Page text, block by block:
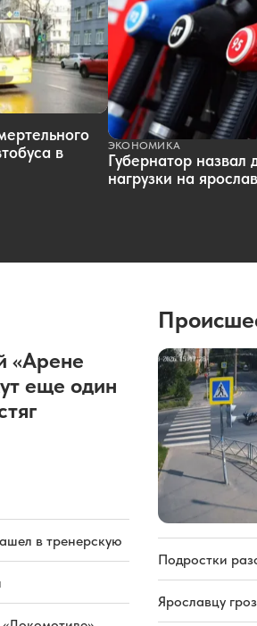
в
ЭКОНОМИКА
Губернатор назвал
нагрузки на
«Арене
еще один
в тренерскую
Подростки
Ярославцу